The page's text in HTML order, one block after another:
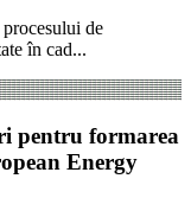
de
în cad...
pentru formarea
Energy